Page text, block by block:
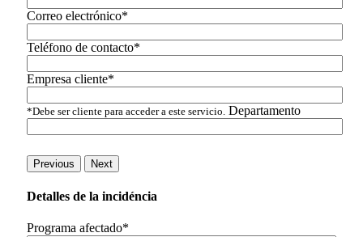
Correo electrónico*
Teléfono de contacto*
Empresa cliente*
*Debe ser cliente para acceder a este servicio. Departamento
Previous Next
Detalles de la incidéncia
Programa afectado*